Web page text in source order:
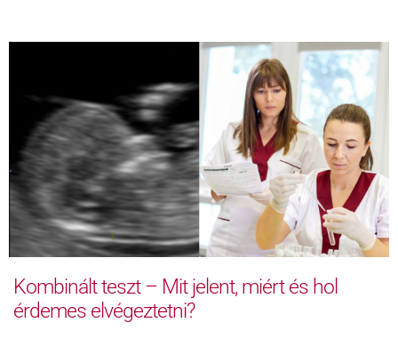
Kombinált teszt – Mit jelent, miért és hol
érdemes elvégeztetni?